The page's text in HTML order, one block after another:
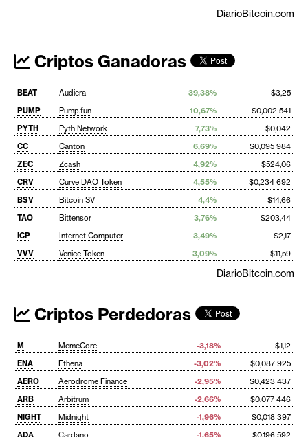
DiarioBitcoin.com
Criptos Ganadoras
BEAT Audiera 39,38%
$3,25
PUMP
Pump.fun 10,67%
$0,002 541
PYTH
Pyth Network 7,73%
$0,042
CC
Canton 6,69%
$0,095 984
ZEC
Zcash 4,92%
$524,06
CRV
Curve DAO Token 4,55%
$0,234 692
BSV
Bitcoin SV 4,4%
$14,66
TAO
Bittensor 3,76%
$203,44
ICP
Internet Computer 3,49%
$2,17
VVV
Venice Token 3,09% $11,59
DiarioBitcoin.com
Criptos Perdedoras
M MemeCore -3,18%
$1,12
ENA
Ethena -3,02%
$0,087 925
AERO
Aerodrome Finance -2,95%
$0,423 437
ARB
Arbitrum -2,66%
$0,077 446
NIGHT
Midnight -1,96%
$0,018 397